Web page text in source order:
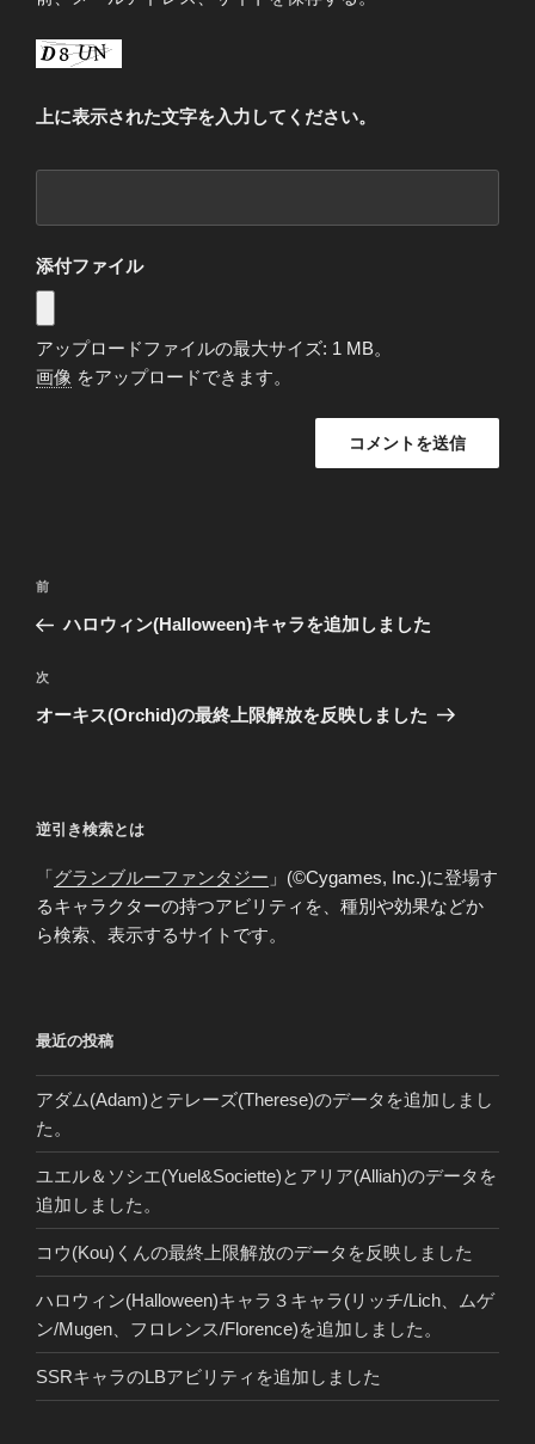
上に表示された文字を入力してください。
添付ファイル
アップロードファイルの最大サイズ: 1 MB。
画像 をアップロードできます。
投
ナ
ビ
ゲ
ン
前
の
稿
前
ハロウィン(Halloween)キャラを追加しました
次
の
次
オーキス(Orchid)の最終上限解放を反映しました
逆引き検索とは
「グランブルーファンタジー 」(©Cygames, Inc.)に登場す
るキャラクターの持つアビリティを、種別や効果などか
ら検索、表示するサイトです。
最近の投稿
アダム(Adam)とテレーズ(Therese)のデータを追加しまし
た。
ユエル＆ソシエ(Yuel&Societte)とアリア(Alliah)のデータを
追加しました。
コウ(Kou)くんの最終上限解放のデータを反映しました
ハロウィン(Halloween)キャラ３キャラ(リッチ/Lich、ムゲ
ン/Mugen、フロレンス/Florence)を追加しました。
SSRキャラのLBアビリティを追加しました